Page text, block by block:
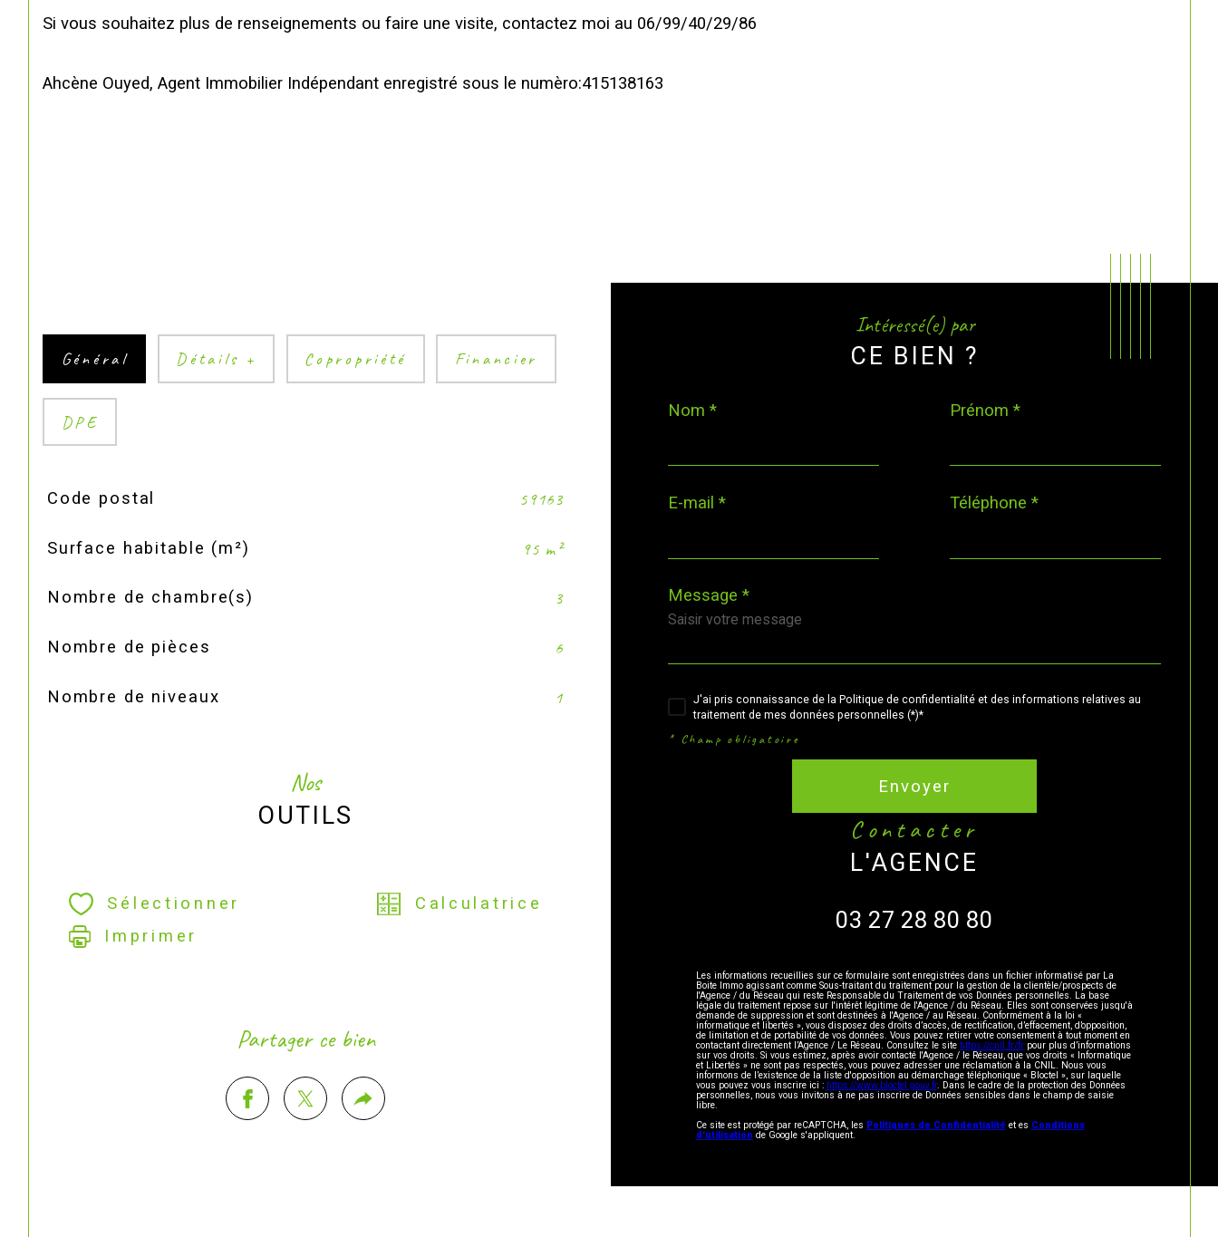
Si vous souhaitez plus de renseignements ou faire une visite, contactez moi au 06/99/40/29/86
Ahcène Ouyed, Agent Immobilier Indépendant enregistré sous le numèro:415138163
Général Détails + Copropriété Financier
DPE
TRAD_SIROCCO_Caracteristique
Code postal 59163
Surface habitable (m²) 95 m²
Nombre de chambre(s) 3
Nombre de pièces 6
Nombre de niveaux 1
Nos
OUTILS
Sélectionner
Calculatrice
Imprimer
Partager ce bien
Intéressé(e) par
CE BIEN ?
Nom * Prénom *
E-mail * Téléphone *
Message *
J'ai pris connaissance de la Politique de confidentialité et des informations relatives au
traitement de mes données personnelles (*)*
* Champ obligatoire
Envoyer
contacter
L'AGENCE
03 27 28 80 80
Les informations recueillies sur ce formulaire sont enregistrées dans un fichier informatisé par La
Boite Immo agissant comme Sous-traitant du traitement pour la gestion de la clientèle/prospects de
l'Agence / du Réseau qui reste Responsable du Traitement de vos Données personnelles. La base
légale du traitement repose sur l'intérêt légitime de l'Agence / du Réseau. Elles sont conservées jusqu'à
demande de suppression et sont destinées à l'Agence / au Réseau. Conformément à la loi «
informatique et libertés », vous disposez des droits d’accès, de rectification, d’effacement, d’opposition,
de limitation et de portabilité de vos données. Vous pouvez retirer votre consentement à tout moment en
contactant directement l’Agence / Le Réseau. Consultez le site https://cnil.fr/frpour plus d’informations
sur vos droits. Si vous estimez, après avoir contacté l'Agence / le Réseau, que vos droits « Informatique
et Libertés » ne sont pas respectés, vous pouvez adresser une réclamation à la CNIL. Nous vous
informons de l’existence de la liste d'opposition au démarchage téléphonique « Bloctel », sur laquelle
vous pouvez vous inscrire ici : https://www.bloctel.gouv.fr. Dans le cadre de la protection des Données
personnelles, nous vous invitons à ne pas inscrire de Données sensibles dans le champ de saisie
libre.
Ce site est protégé par reCAPTCHA, les Politiques de Confidentialité et es Conditions
d'utilisation de Google s'appliquent.